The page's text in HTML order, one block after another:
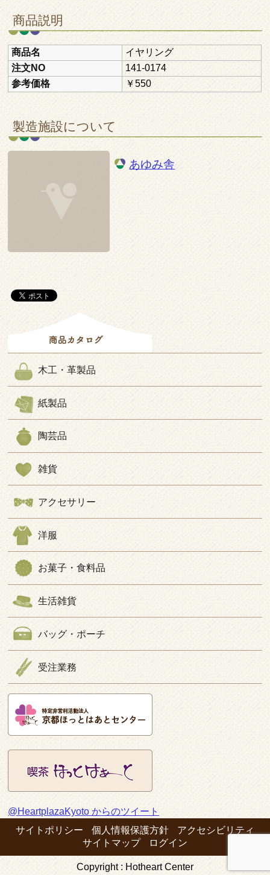
商品説明
商品名
イヤリング
注文NO
141-0174
参考価格
￥550
製造施設について
あゆみ舎
木工・革製品
紙製品
陶芸品
雑貨
アクセサリー
洋服
お菓子・食料品
生活雑貨
バッグ・ポーチ
受注業務
@HeartplazaKyoto からのツイート
サイトポリシー
個人情報保護方針
アクセシビリティ
サイトマップ
ログイン
Copyright : Hotheart Center